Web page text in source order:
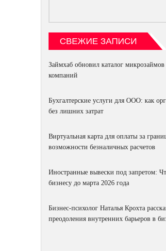
СВЕЖИЕ ЗАПИСИ
Займхаб обновил каталог
компаний
Бухгалтерские услуги для ООО: как
без лишних затрат
Виртуальная карта для оплаты за
возможности безналичных расчетов
Иностранные вывески под запретом:
бизнесу до марта 2026 года
Бизнес-психолог Наталья Крохта
преодоления внутренних барьеров в